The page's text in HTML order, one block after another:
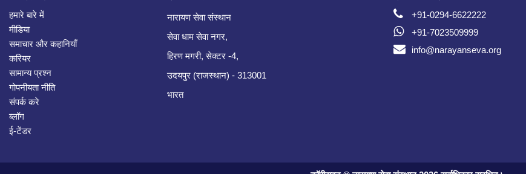
हमारे बारे में
मीडिया
समाचार और कहानियाँ
करियर
सामान्य प्रश्न
गोपनीयता नीति
संपर्क करे
ब्लॉग
ई-टेंडर
नारायण सेवा संस्थान
सेवा धाम सेवा नगर,
हिरण मगरी, सेक्टर -4,
उदयपुर (राजस्थान) - 313001
भारत
+91-0294-6622222
+91-7023509999
info@narayanseva.org